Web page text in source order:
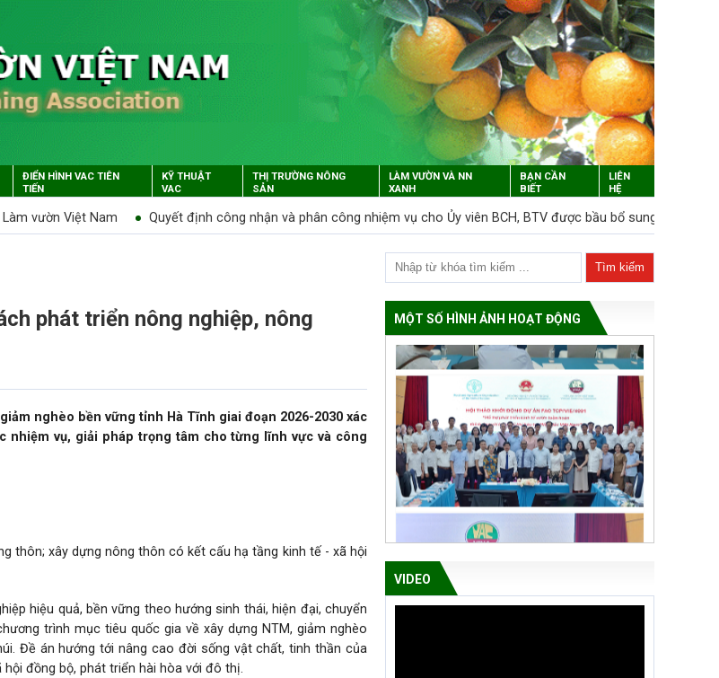
ĐIỂN HÌNH VAC TIÊN
TIẾN
KỸ THUẬT
VAC
THỊ TRƯỜNG NÔNG
SẢN
LÀM VƯỜN VÀ NN
XANH
BẠN CẦN
BIẾT
LIÊN
HỆ
vườn Việt Nam Quyết định công nhận và phân công nhiệm vụ cho Ủy viên BCH, BTV được bầu bổ sung tháng 3/
phát triển nông nghiệp, nông
nghèo bền vững tỉnh Hà Tĩnh giai đoạn 2026-2030 xác
vụ, giải pháp trọng tâm cho từng lĩnh vực và công
thôn; xây dựng nông thôn có kết cấu hạ tầng kinh tế - xã hội
hiệu quả, bền vững theo hướng sinh thái, hiện đại, chuyển
trình mục tiêu quốc gia về xây dựng NTM, giảm nghèo
Đề án hướng tới nâng cao đời sống vật chất, tinh thần của
đồng bộ, phát triển hài hòa với đô thị.
MỘT SỐ HÌNH ẢNH HOẠT ĐỘNG
VIDEO